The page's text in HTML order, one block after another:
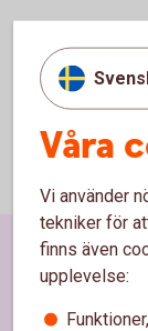
Våra
Vi använder
tekniker för
finns även
upplevelse:
Sidfot
Hitta